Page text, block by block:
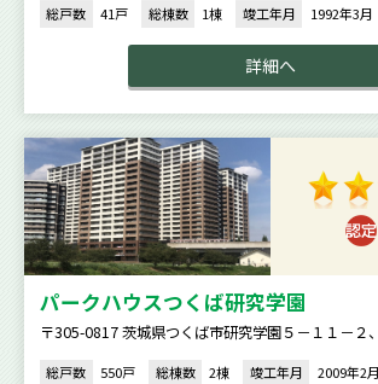
総戸数 41戸 総棟数 1棟 竣工年月 1992年3月
詳細へ
パークハウスつくば研究学園
〒305-0817 茨城県つくば市研究学園５－１１－２
総戸数 550戸 総棟数 2棟 竣工年月 2009年2